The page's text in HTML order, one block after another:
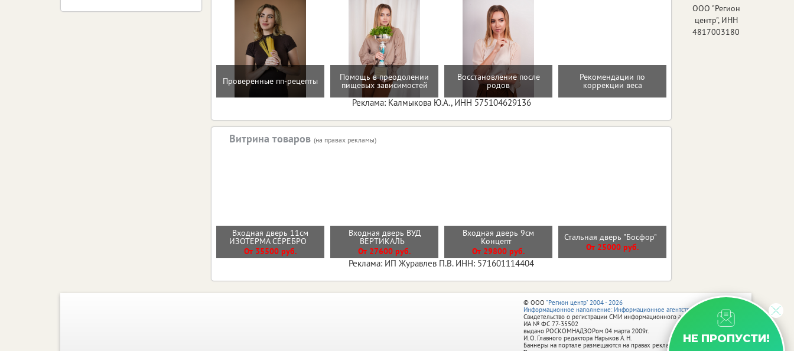
Проверенные пп-рецепты Помощь в преодолении
пищевых зависимостей
Восстановление после
родов
Рекомендации по
коррекции веса
Реклама: Калмыкова Ю.А., ИНН 575104629136
Витрина товаров (на правах рекламы)
Входная дверь 11см
ИЗОТЕРМА СЕРЕБРО
От 35500 руб.
Входная дверь ВУД
ВЕРТИКАЛЬ
От 27600 руб.
Входная дверь 9см
Концепт
От 29800 руб.
Стальная дверь "Босфор"
От 25000 руб.
Реклама: ИП Журавлев П.В. ИНН: 571601114404
ООО "Регион
центр", ИНН
4817003180
НЕ ПРОПУСТИ!
© ООО "Регион центр" 2004 - 2026
Информационное наполнение: Информационное агентство vRossii.ru
Свидетельство о регистрации СМИ информационного агентства vRossii.ru
ИА № ФС 77‑35502
выдано РОСКОМНАДЗОРом 04 марта 2009г.
И. О. Главного редактора Нарыков А. Н.
Баннеры на портале размещаются на правах рекламы.